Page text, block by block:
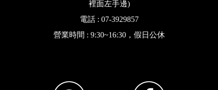
裡面左手邊)
電話 : 07-3929857
營業時間 : 9:30~16:30，假日公休